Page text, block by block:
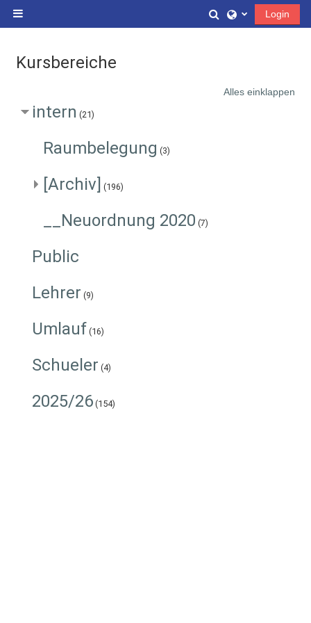
Sucheingabe
Login
Kursbereiche
Alles einklappen
intern (21)
Raumbelegung (3)
[Archiv] (196)
__Neuordnung 2020 (7)
Public
Lehrer (9)
Umlauf (16)
Schueler (4)
2025/26(154)